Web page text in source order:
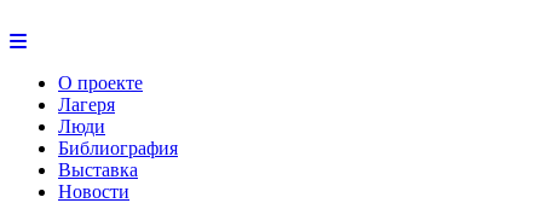
О проекте
Лагеря
Люди
Библиография
Выставка
Новости